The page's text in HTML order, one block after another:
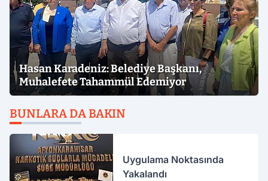
Hasan Karadeniz: Belediye Başkanı,
Muhalefete Tahammül Edemiyor
BUNLARA DA BAKIN
Uygulama Noktasında
Yakalandı